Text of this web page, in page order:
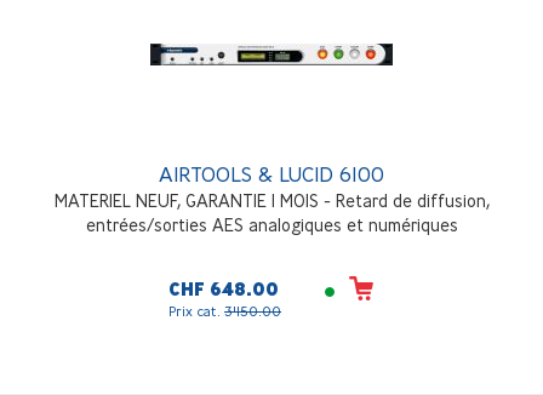
AIRTOOLS & LUCID 6100
MATERIEL NEUF, GARANTIE 1 MOIS - Retard de diffusion,
entrées/sorties AES analogiques et numériques
CHF 648.00
Prix cat. 3'150.00